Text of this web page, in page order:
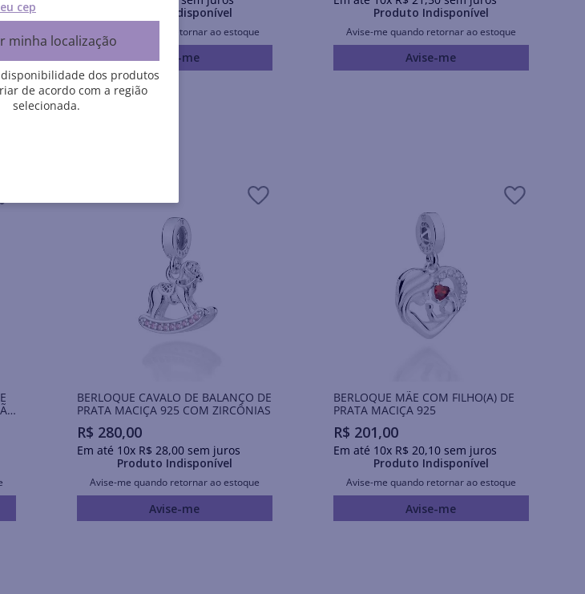
Produto Indisponível
Avise-me quando retornar ao estoque
Avise-me
Produto Indisponível
Avise-me quando retornar ao estoque
Avise-me
BERLOQUE CAVALO DE BALANÇO DE
PRATA MACIÇA 925 COM ZIRCÔNIAS
R$ 280,00
Em até 10x R$ 28,00sem juros
Produto Indisponível
Avise-me quando retornar ao estoque
Avise-me
BERLOQUE MÃE COM FILHO(A) DE
PRATA MACIÇA 925
R$ 201,00
Em até 10x R$ 20,10sem juros
Produto Indisponível
Avise-me quando retornar ao estoque
Avise-me
cep
minha localização
disponibilidade dos produtos
de acordo com a região
selecionada.